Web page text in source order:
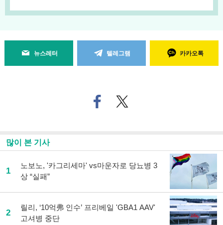
뉴스레터 텔레그램 카카오톡
페
이
기
사
공
트위
터로
많이 본 기사
1
노보노, '카그리세마' vs마운자로 당뇨병 3
상 “실패”
2
릴리, ‘10억弗 인수’ 프리베일 'GBA1 AAV'
고셔병 중단